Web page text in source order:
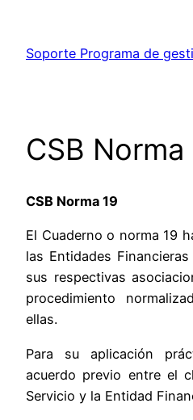
contenido
Soporte Programa de
CSB Norma
CSB Norma 19
El Cuaderno o norma 19
las Entidades
sus respectivas
procedimiento
ellas.
Para su aplicación
acuerdo previo entre el
Servicio y la Entidad